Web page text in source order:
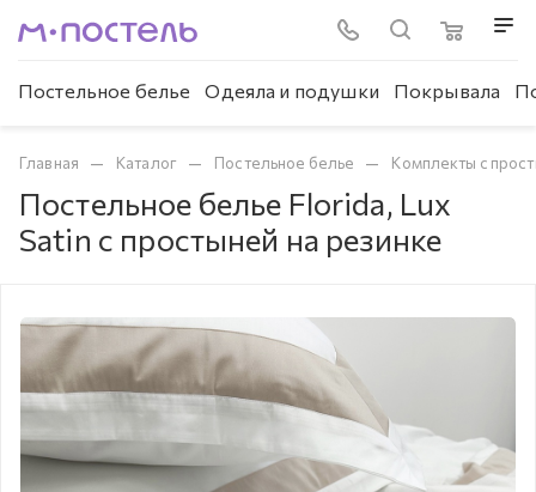
Постельное белье Одеяла и подушки Покрывала
Главная — Каталог — Постельное белье — Комплекты с
Постельное белье Florida, Lux
Satin с простыней на резинке